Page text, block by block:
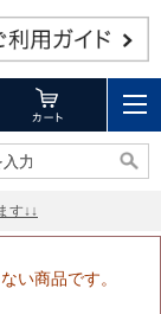
力
力
す↓↓
い商品です。